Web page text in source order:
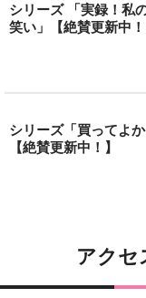
シリーズ 「実録！私
笑い」【絶賛更新中！
シリーズ「買ってよか
【絶賛更新中！】
アクセ